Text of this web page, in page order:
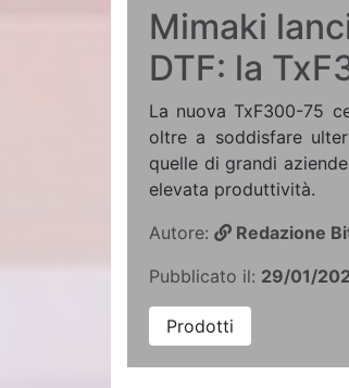
Mimaki
DTF: la
La nuova TxF300-75
oltre a soddisfare
quelle di grandi
elevata produttività.
Autore:
Redazione
Pubblicato il: 29/01/
Prodotti